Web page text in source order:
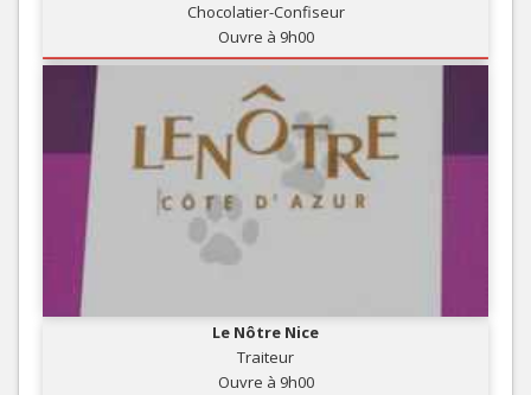
Chocolatier-Confiseur
Ouvre à 9h00
Le Nôtre Nice
Traiteur
Ouvre à 9h00